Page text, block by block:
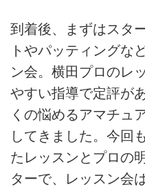
到着後、まずはスタ
トやパッティングな
ン会。横田プロのレ
やすい指導で定評が
くの悩めるアマチュ
してきました。今回
たレッスンとプロの
ターで、レッスン会